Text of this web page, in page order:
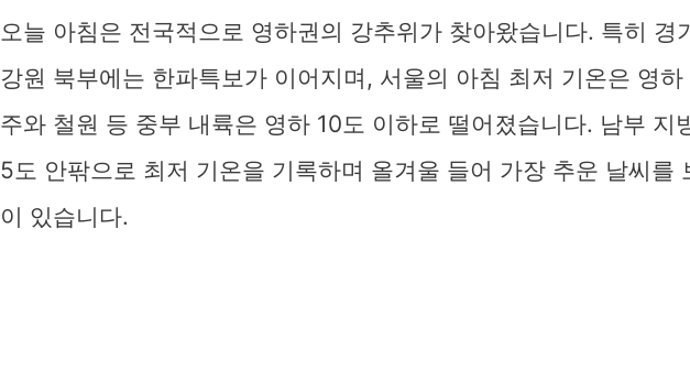
오늘 아침은 전국적으로 영하권의 강추위가 찾아왔습니다. 특히 경
강원 북부에는 한파특보가 이어지며, 서울의 아침 최저 기온은 영
주와 철원 등 중부 내륙은 영하 10도 이하로 떨어졌습니다. 남부 지
5도 안팎으로 최저 기온을 기록하며 올겨울 들어 가장 추운 날씨를
이 있습니다.